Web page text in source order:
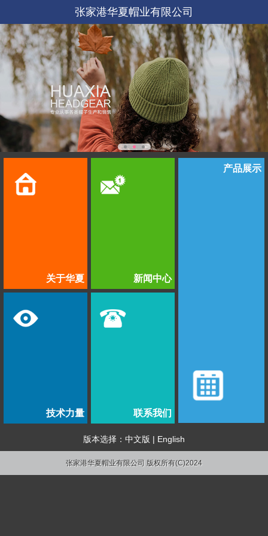
张家港华夏帽业有限公司
关于华夏 新闻中心
产品展示
技术力量 联系我们
版本选择： 中文版 | English
张家港华夏帽业有限公司 版权所有(C)2024